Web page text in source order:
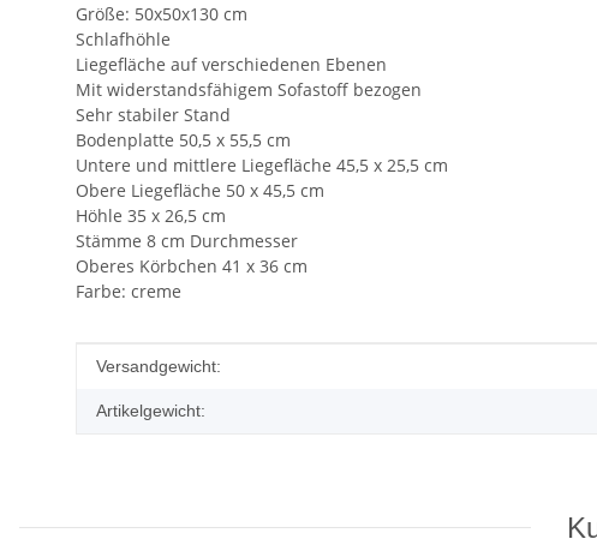
Größe: 50x50x130 cm
Schlafhöhle
Liegefläche auf verschiedenen Ebenen
Mit widerstandsfähigem Sofastoff bezogen
Sehr stabiler Stand
Bodenplatte 50,5 x 55,5 cm
Untere und mittlere Liegefläche 45,5 x 25,5 cm
Obere Liegefläche 50 x 45,5 cm
Höhle 35 x 26,5 cm
Stämme 8 cm Durchmesser
Oberes Körbchen 41 x 36 cm
Farbe: creme
Produkteigenschaft
Wert
Versandgewicht:
Artikelgewicht: